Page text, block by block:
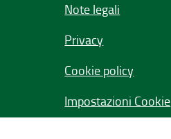
Note legali
Privacy
Cookie policy
Impostazioni Cookie